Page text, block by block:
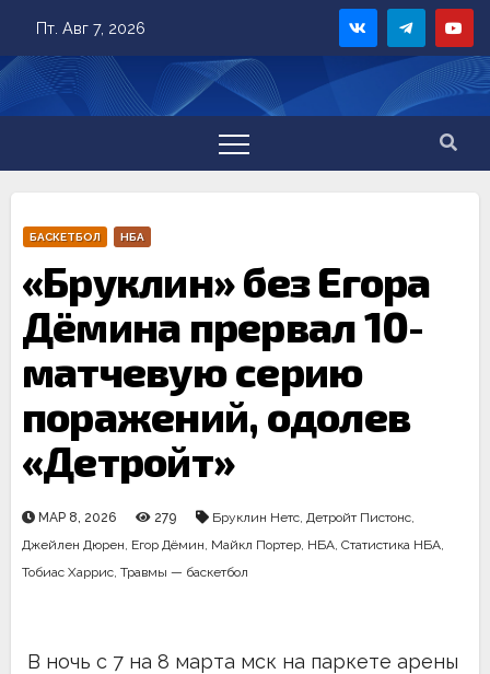
content
Пт. Авг 7, 2026
БАСКЕТБОЛ НБА
«Бруклин» без Егора
Дёмина прервал 10-
матчевую серию
поражений, одолев
«Детройт»
МАР 8, 2026 279 Бруклин Нетс, Детройт Пистонс,
Джейлен Дюрен, Егор Дёмин, Майкл Портер, НБА, Статистика НБА,
Тобиас Харрис, Травмы — баскетбол
В ночь с 7 на 8 марта мск на паркете арены